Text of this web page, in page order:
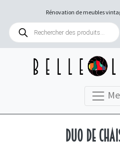
Rénovation de meubles
Recherche
produits
Duo de